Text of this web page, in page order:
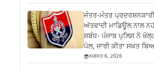
ਜੰਤਰ-ਮੰਤਰ
ਅੱਤਵਾਦੀ ਮਾਡਿਊਲ ਨਾਲ
ਸਬੰਧ- ਪੰਜਾਬ ਪੁਲਿਸ ਨੇ
ਪੋਲ, ਜਾਰੀ ਕੀਤਾ ਸਖ਼ਤ
ਅਗਸਤ 6, 2026